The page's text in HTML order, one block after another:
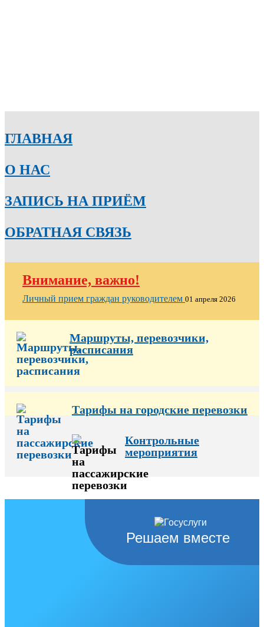
ГЛАВНАЯ
О НАС
ЗАПИСЬ НА ПРИЁМ
ОБРАТНАЯ СВЯЗЬ
Внимание, важно!
Личный прием граждан руководителем 01 апреля 2026
Маршруты, перевозчики,
расписания
Тарифы на городские перевозки
Контрольные
мероприятия
Решаем вместе